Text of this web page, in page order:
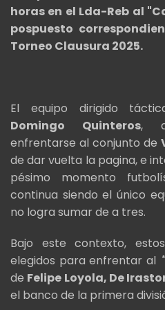
horas en el Lda-Reb al
pospuesto
Torneo Clausura 2025.
El equipo dirigido
Domingo Quinteros,
enfrentarse al conjunto de
de dar vuelta la pagina, e
pésimo momento
continua siendo el único
no logra sumar de a tres.
Bajo este contexto,
elegidos para enfrentar al
de Felipe Loyola, De
el banco de la primera